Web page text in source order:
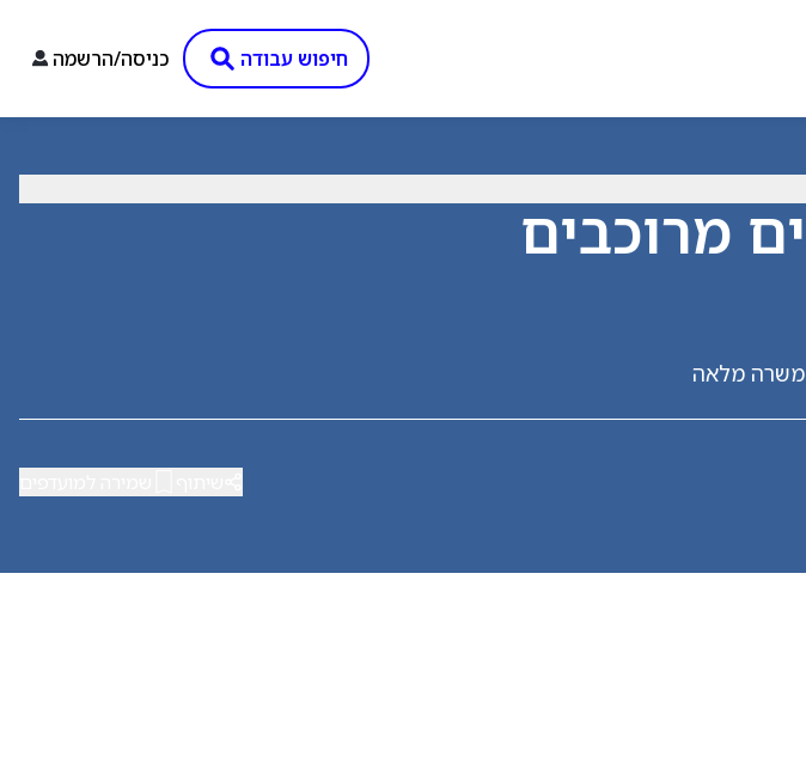
חיפוש עבודה כניסה/הרשמה
מרוכבים
משרה מלאה